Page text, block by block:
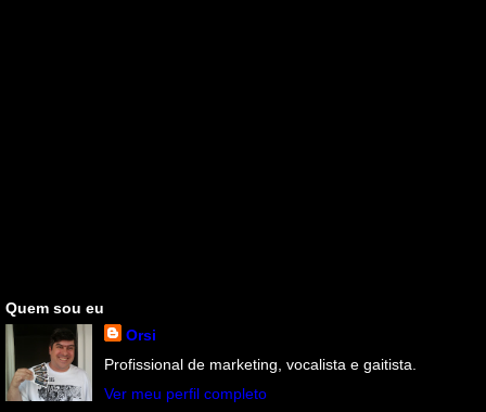
Quem sou eu
Orsi
Profissional de marketing, vocalista e gaitista.
Ver meu perfil completo